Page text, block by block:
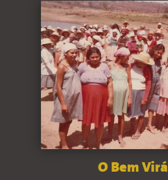
O Bem Virá